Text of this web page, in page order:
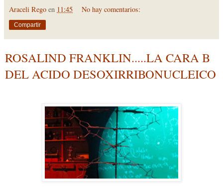
Araceli Rego en 11:45 No hay comentarios:
Compartir
ROSALIND FRANKLIN.....LA CARA B
DEL ACIDO DESOXIRRIBONUCLEICO